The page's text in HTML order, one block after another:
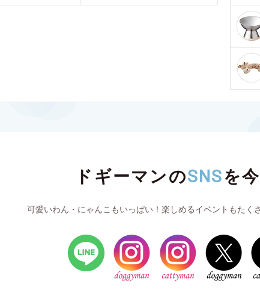
ドギーマンのSNSを
可愛いわん・にゃんこもいっぱい！楽しめるイベントもたく